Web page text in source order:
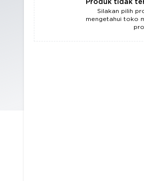
Produk tidak
Silakan pilih
mengetahui toko